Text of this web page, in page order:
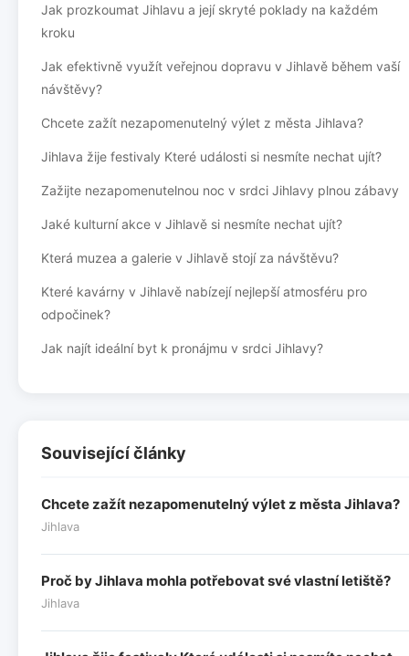
Jak prozkoumat Jihlavu a její skryté poklady na každém
kroku
Jak efektivně využít veřejnou dopravu v Jihlavě během vaší
návštěvy?
Chcete zažít nezapomenutelný výlet z města Jihlava?
Jihlava žije festivaly Které události si nesmíte nechat ujít?
Zažijte nezapomenutelnou noc v srdci Jihlavy plnou zábavy
Jaké kulturní akce v Jihlavě si nesmíte nechat ujít?
Která muzea a galerie v Jihlavě stojí za návštěvu?
Které kavárny v Jihlavě nabízejí nejlepší atmosféru pro
odpočinek?
Jak najít ideální byt k pronájmu v srdci Jihlavy?
Související články
Chcete zažít nezapomenutelný výlet z města Jihlava?
Jihlava
Proč by Jihlava mohla potřebovat své vlastní letiště?
Jihlava